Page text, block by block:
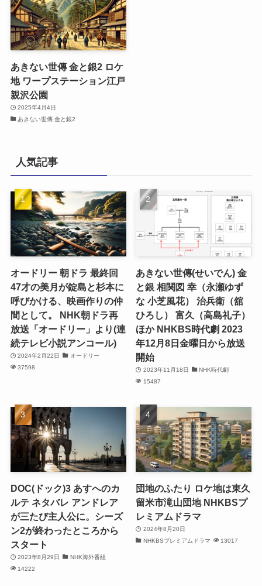
あきない世傳 金と銀2 ロケ
地 ワープステーション江戸
親沢公園
2025年4月4日
あきない世傳 金と銀2
人気記事
オードリー 朝ドラ 最終回
47才の美月が錠島と杉本に
呼びかける、映画作りの仲
間として。 NHK朝ドラ再
放送「オードリー」より(連
続テレビ小説アンコール)
2024年2月22日
オードリー
37598
あきない世傳(せいでん) 金
と銀 相関図 幸（永瀬ゆず
な 小芝風花） 治兵衛（舘
ひろし） 富久（高島礼子）
ほか NHKBS時代劇 2023
年12月8日金曜日から放送
開始
2023年11月18日
NHK時代劇
15487
DOC(ドック)3 あすへのカ
ルテ ネタバレ アンドレア
が三たび主人公に。シーズ
ン2が終わったところから
スタート
2023年8月29日
NHK海外番組
14222
団地のふたり ロケ地は東久
留米市滝山団地 NHKBSプ
レミアムドラマ
2024年8月20日
NHKBSプレミアムドラマ
13017